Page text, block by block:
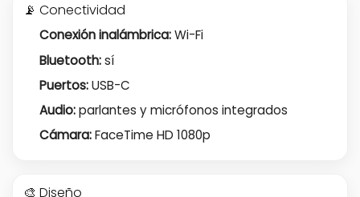
📡 Conectividad
Conexión inalámbrica:Wi-Fi
Bluetooth:sí
Puertos:USB-C
Audio:parlantes y micrófonos integrados
Cámara:FaceTime HD 1080p
🎨 Diseño